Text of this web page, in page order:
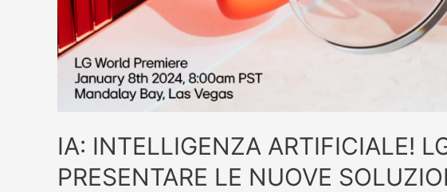
IA: INTELLIGENZA ARTIFICIALE!
PRESENTARE LE NUOVE